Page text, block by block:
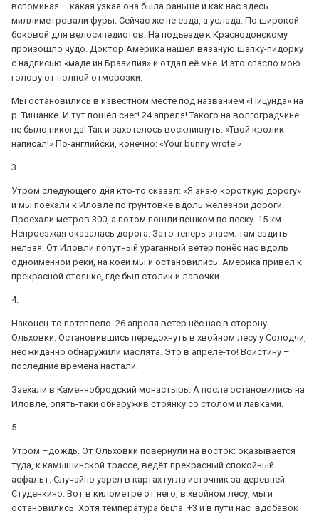
вспоминая – какая узкая она была раньше и как нас здесь
миллиметровали фуры. Сейчас же не езда, а услада. По широкой
боковой для велосипедистов. На подъезде к Краснодонскому
произошло чудо. Доктор Америка нашёл вязаную шапку-пидорку
с надписью «маде ин Бразилия» и отдал её мне. И это спасло мою
голову от полной отморозки.
Мы остановились в известном месте под названием «Пицунда» на
р. Тишанке. И тут пошёл снег! 24 апреля! Такого на волгоградчине
не было никогда! Так и захотелось воскликнуть: «Твой кролик
написал!» По-английски, конечно: «Your bunny wrote!»
3.
Утром следующего дня кто-то сказал: «Я знаю короткую дорогу»
и мы поехали к Иловле по грунтовке вдоль железной дороги.
Проехали метров 300, а потом пошли пешком по песку. 15 км.
Непроезжая оказалась дорога. Зато теперь знаем: там ездить
нельзя. От Иловли попутный ураганный ветер понёс нас вдоль
одноимённой реки, на коей мы и остановились. Америка привёл к
прекрасной стоянке, где был столик и лавочки.
4.
Наконец-то потеплело. 26 апреля ветер нёс нас в сторону
Ольховки. Остановившись передохнуть в хвойном лесу у Солодчи,
неожиданно обнаружили маслята. Это в апреле-то! Воистину –
последние времена настали.
Заехали в Каменнобродский монастырь. А после остановились на
Иловле, опять-таки обнаружив стоянку со столом и лавками.
5.
Утром –дождь. От Ольховки повернули на восток: оказывается
туда, к камышинской трассе, ведёт прекрасный спокойный
асфальт. Случайно узрел в картах гугла источник за деревней
Студенкино. Вот в километре от него, в хвойном лесу, мы и
остановились. Хотя температура была +3 и в пути нас вдобавок